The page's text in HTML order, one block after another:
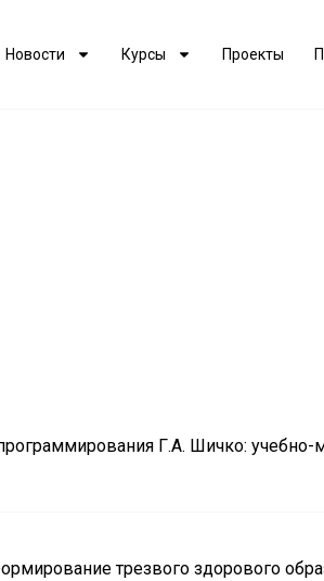
Новости Курсы Проекты
Г.А. Шичко: учебно-
трезвого здорового